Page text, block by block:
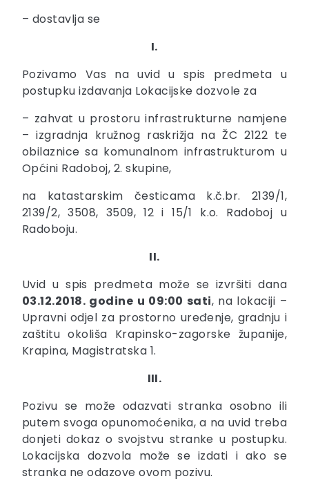
– dostavlja se
I.
Pozivamo Vas na uvid u spis predmeta u
postupku izdavanja Lokacijske dozvole za
– zahvat u prostoru infrastrukturne namjene
– izgradnja kružnog raskrižja na ŽC 2122 te
obilaznice sa komunalnom infrastrukturom u
Općini Radoboj, 2. skupine,
na katastarskim česticama k.č.br. 2139/1,
2139/2, 3508, 3509, 12 i 15/1 k.o. Radoboj u
Radoboju.
II.
Uvid u spis predmeta može se izvršiti dana
03.12.2018. godine u 09:00 sati, na lokaciji –
Upravni odjel za prostorno uređenje, gradnju i
zaštitu okoliša Krapinsko-zagorske županije,
Krapina, Magistratska 1.
III.
Pozivu se može odazvati stranka osobno ili
putem svoga opunomoćenika, a na uvid treba
donjeti dokaz o svojstvu stranke u postupku.
Lokacijska dozvola može se izdati i ako se
stranka ne odazove ovom pozivu.